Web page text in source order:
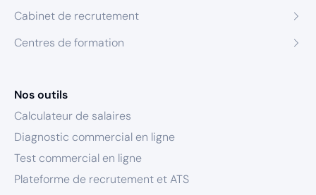
Cabinet de recrutement
Centres de formation
Nos outils
Calculateur de salaires
Diagnostic commercial en ligne
Test commercial en ligne
Plateforme de recrutement et ATS